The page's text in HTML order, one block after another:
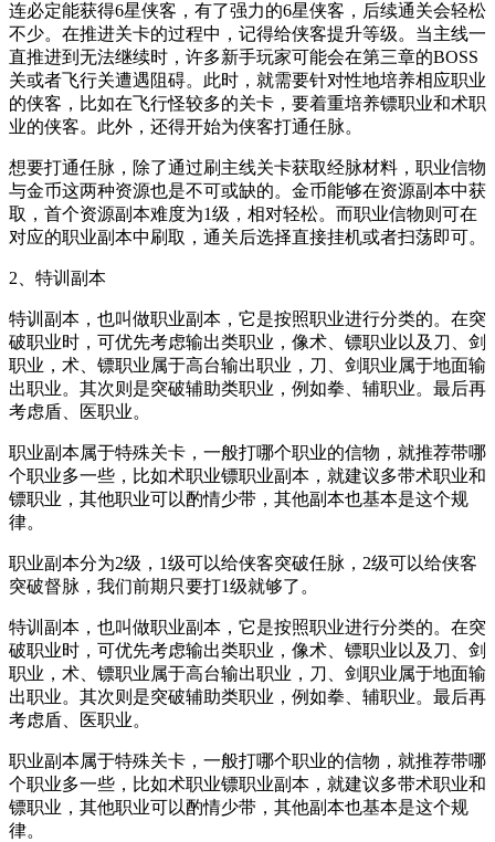
连必定能获得6星侠客，有了强力的6星侠客，后续通关会轻松
不少。在推进关卡的过程中，记得给侠客提升等级。当主线一
直推进到无法继续时，许多新手玩家可能会在第三章的BOSS
关或者飞行关遭遇阻碍。此时，就需要针对性地培养相应职业
的侠客，比如在飞行怪较多的关卡，要着重培养镖职业和术职
业的侠客。此外，还得开始为侠客打通任脉。
想要打通任脉，除了通过刷主线关卡获取经脉材料，职业信物
与金币这两种资源也是不可或缺的。金币能够在资源副本中获
取，首个资源副本难度为1级，相对轻松。而职业信物则可在
对应的职业副本中刷取，通关后选择直接挂机或者扫荡即可。
2、特训副本
特训副本，也叫做职业副本，它是按照职业进行分类的。在突
破职业时，可优先考虑输出类职业，像术、镖职业以及刀、剑
职业，术、镖职业属于高台输出职业，刀、剑职业属于地面输
出职业。其次则是突破辅助类职业，例如拳、辅职业。最后再
考虑盾、医职业。
职业副本属于特殊关卡，一般打哪个职业的信物，就推荐带哪
个职业多一些，比如术职业镖职业副本，就建议多带术职业和
镖职业，其他职业可以酌情少带，其他副本也基本是这个规
律。
职业副本分为2级，1级可以给侠客突破任脉，2级可以给侠客
突破督脉，我们前期只要打1级就够了。
特训副本，也叫做职业副本，它是按照职业进行分类的。在突
破职业时，可优先考虑输出类职业，像术、镖职业以及刀、剑
职业，术、镖职业属于高台输出职业，刀、剑职业属于地面输
出职业。其次则是突破辅助类职业，例如拳、辅职业。最后再
考虑盾、医职业。
职业副本属于特殊关卡，一般打哪个职业的信物，就推荐带哪
个职业多一些，比如术职业镖职业副本，就建议多带术职业和
镖职业，其他职业可以酌情少带，其他副本也基本是这个规
律。